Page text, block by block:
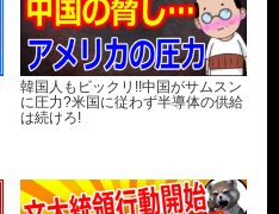
韓国人もビックリ!!中国がサムスン
に圧力?米国に従わず半導体の供給
は続けろ!